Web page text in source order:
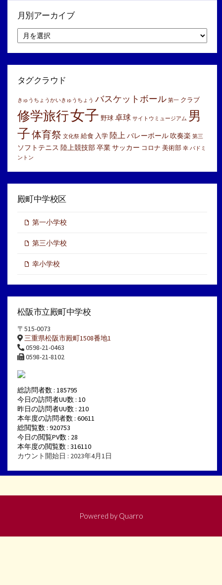
月別アーカイブ
別
ア
イ
タグクラウド
きゅうちょうかいきゅうちょう バスケットボール 第一 クラブ
修学旅行女子 野球 卓球 サイトウミュージアム 男
子体育祭 文化祭 給食 入学 陸上バレーボール 吹奏楽 第三
ソフトテニス 陸上競技部卒業サッカー コロナ 美術部 幸 バドミ
ントン
殿町中学校区
第一小学校
第三小学校
幸小学校
松阪市立殿町中学校
〒515-0073
三重県松阪市殿町1508番地1
0598-21-0463
0598-21-8102
総訪問者数 : 185795
今日の訪問者UU数 : 10
昨日の訪問者UU数 : 210
本年度の訪問者数 : 60611
総閲覧数 : 920753
今日の閲覧PV数 : 28
本年度の閲覧数 : 316110
カウント開始日 : 2023年4月1日
Powered by Quarro